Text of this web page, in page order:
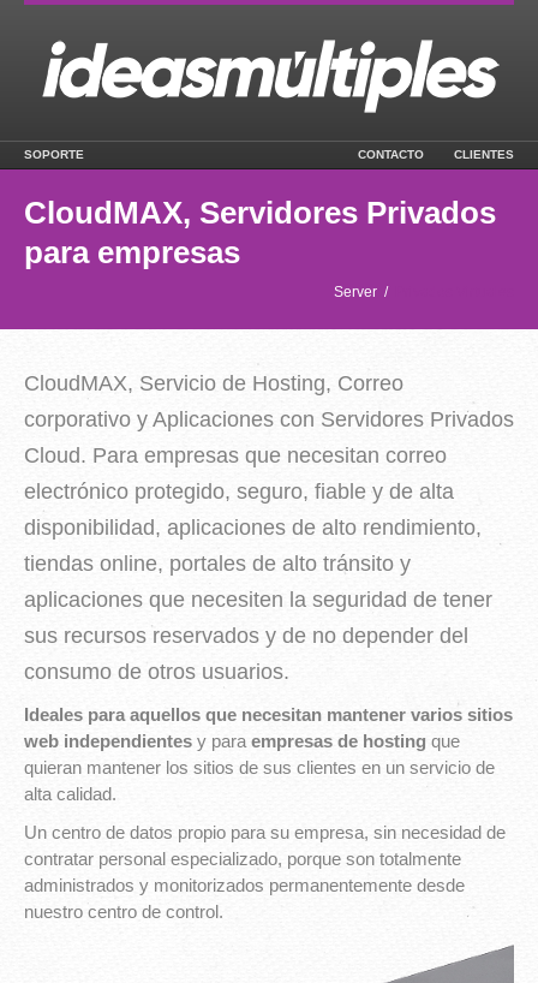
SOPORTE CONTACTO CLIENTES
CloudMAX, Servidores Privados
para empresas
Server /
CloudMAX, Servicio de Hosting, Correo
corporativo y Aplicaciones con Servidores Privados
Cloud. Para empresas que necesitan correo
electrónico protegido, seguro, fiable y de alta
disponibilidad, aplicaciones de alto rendimiento,
tiendas online, portales de alto tránsito y
aplicaciones que necesiten la seguridad de tener
sus recursos reservados y de no depender del
consumo de otros usuarios.
Ideales para aquellos que necesitan mantener varios sitios
web independientes y para empresas de hosting que
quieran mantener los sitios de sus clientes en un servicio de
alta calidad.
Un centro de datos propio para su empresa, sin necesidad de
contratar personal especializado, porque son totalmente
administrados y monitorizados permanentemente desde
nuestro centro de control.